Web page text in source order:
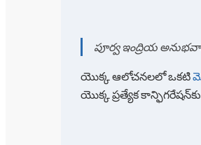
పూర్వ ఇంద్రియ
యొక్క ఆలోచనలలో ఒకటి
యొక్క ప్రత్యేక